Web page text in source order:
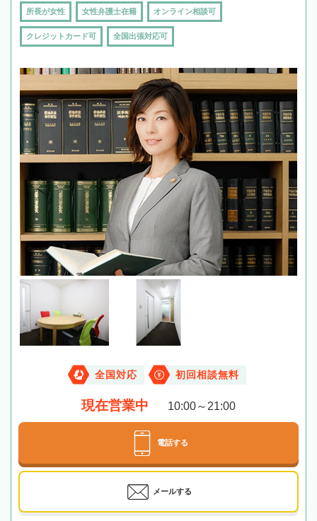
所長が女性 女性弁護士在籍 オンライン相談可
クレジットカード可 全国出張対応可
全国対応 初回相談無料
現在営業中 10:00～21:00
電話する
メールする